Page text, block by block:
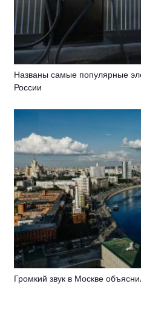
Названы самые популярные
России
Громкий звук в Москве